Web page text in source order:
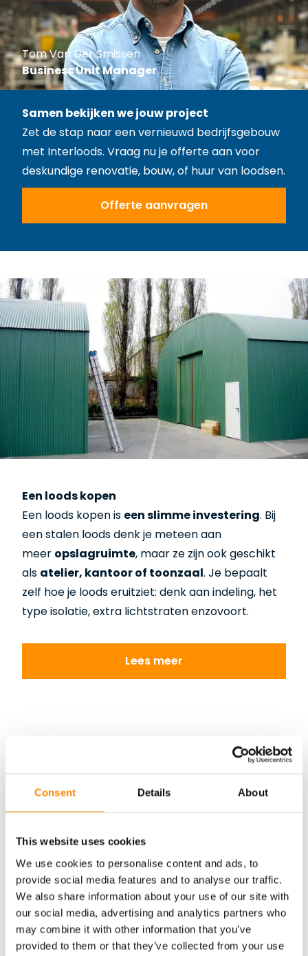
Consent Details About
This website uses cookies
We use cookies to personalise content and ads, to
provide social media features and to analyse our traffic.
We also share information about your use of our site with
our social media, advertising and analytics partners who
may combine it with other information that you’ve
provided to them or that they’ve collected from your use
Tom Van Der Smissen
Business Unit Manager
Samen bekijken we jouw project
Zet de stap naar een vernieuwd bedrijfsgebouw
met Interloods. Vraag nu je offerte aan voor
deskundige renovatie, bouw, of huur van loodsen.
Offerte aanvragen
Offerte aanvragen
Een loods kopen
Een loods kopen is een slimme investering. Bij
een stalen loods denk je meteen aan
meer opslagruimte, maar ze zijn ook geschikt
als atelier, kantoor of toonzaal. Je bepaalt
zelf hoe je loods eruitziet: denk aan indeling, het
type isolatie, extra lichtstraten enzovoort.
Lees meer
Lees meer
Waarom een loods kopen bij Interloods?​​
Eén aanspreekpunt
Eigen productie en montage